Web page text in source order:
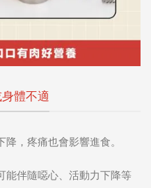
身體不適
，疼痛也會影響進食。
能伴隨噁心、活動力下降等